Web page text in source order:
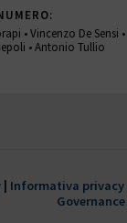
• Vincenzo De Sensi
• Antonio Tullio
| Informativa
Governance